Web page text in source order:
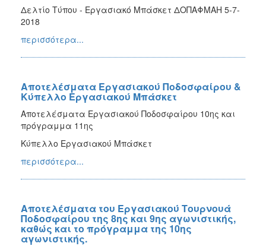
Δελτίο Τύπου - Εργασιακό Μπάσκετ ΔΟΠΑΦΜΑΗ 5-7-
2018
περισσότερα...
Αποτελέσματα Εργασιακού Ποδοσφαίρου &
Κύπελλο Εργασιακού Μπάσκετ
Αποτελέσματα Εργασιακού Ποδοσφαίρου 10ης και
πρόγραμμα 11ης
Κύπελλο Εργασιακού Μπάσκετ
περισσότερα...
Αποτελέσματα του Εργασιακού Τουρνουά
Ποδοσφαίρου της 8ης και 9ης αγωνιστικής,
καθώς και το πρόγραμμα της 10ης
αγωνιστικής.